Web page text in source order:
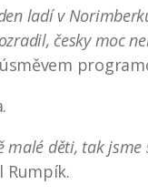
ladí v
česky moc
děti, tak
Rumpík.